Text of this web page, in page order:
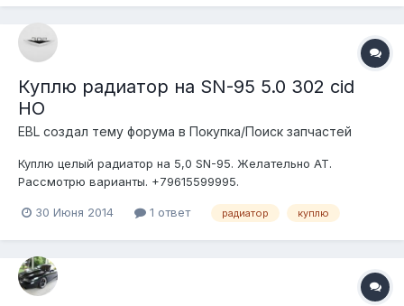
Куплю радиатор на SN-95 5.0 302 cid
HO
EBL создал тему форума в Покупка/Поиск запчастей
Куплю целый радиатор на 5,0 SN-95. Желательно АТ.
Рассмотрю варианты. +79615599995.
30 Июня 2014 1 ответ радиатор куплю